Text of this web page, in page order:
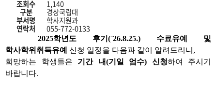
분,
제
목,
부
서
조회수 1,140
구분 경상국립대
부서명 학사지원과
연락처 055-772-0133
2025학년도 후기 (`26.8.25.) 수료유예 및
학사학위취득유예
신청 일정을 다음과 같이 알려드리니 ,
희망하는 학생들은 기간 내(기일 엄수) 신청하여 주시기
바랍니다.